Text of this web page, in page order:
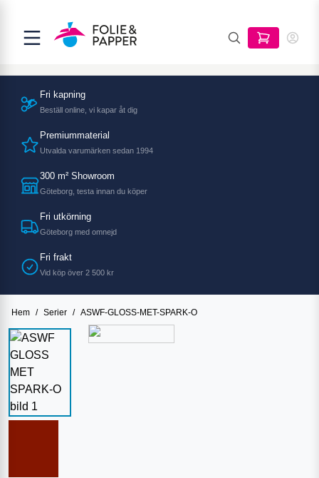
Fri kapning
Beställ online, vi kapar åt dig
Premiummaterial
Utvalda varumärken sedan 1994
300 m² Showroom
Göteborg, testa innan du köper
Fri utkörning
Göteborg med omnejd
Fri frakt
Vid köp över 2 500 kr
Hem / Serier / ASWF-GLOSS-MET-SPARK-O